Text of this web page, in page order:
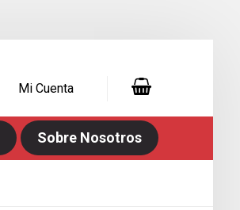
Mi Cuenta
Sobre Nosotros